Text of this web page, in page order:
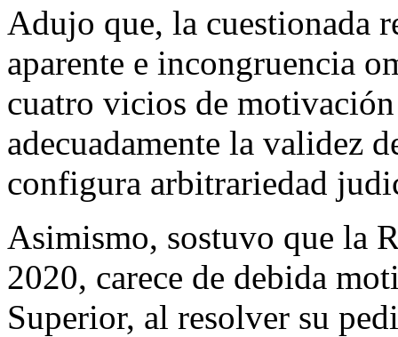
Adujo que, la cuestionada
aparente e incongruencia
cuatro vicios de
adecuadamente la validez
configura arbitrariedad
Asimismo, sostuvo que la
2020, carece de debida
Superior, al resolver su